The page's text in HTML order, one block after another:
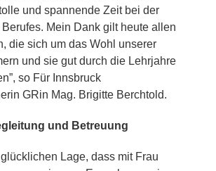
und spannende Zeit bei der
Mein Dank gilt heute allen
die sich um das Wohl unserer
und sie gut durch die Lehrjahre
so Für Innsbruck
GRin Mag. Brigitte Berchtold.
und Betreuung
Lage, dass mit Frau